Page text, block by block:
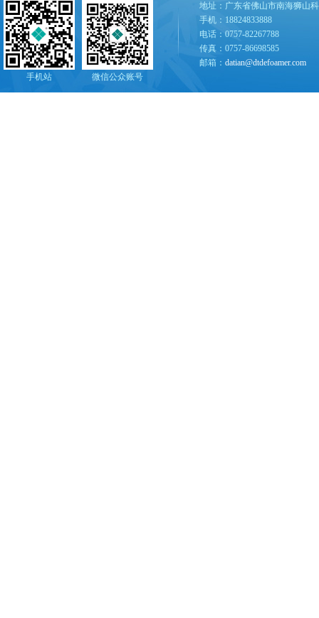
手机站 微信公众账号
地址：广东省佛山市南海狮山
手机：18824833888
电话：0757-82267788
传真：0757-86698585
邮箱： datian@dtdefoamer.com